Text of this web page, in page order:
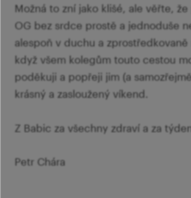
Možná to zní jako klišé, ale věřte,
OG bez srdce prostě a jednoduše
alespoň v duchu a
když všem kolegům touto cestou
poděkuji a popřeji jim (a
krásný a zasloužený víkend.
Z Babic za všechny zdraví a za
Petr Chára